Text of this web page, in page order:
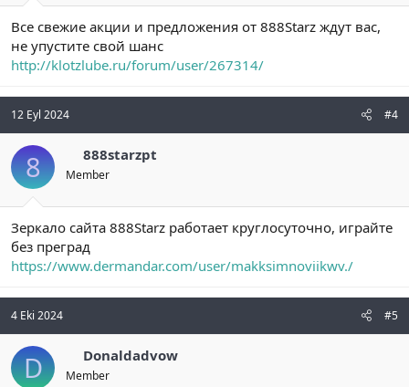
Все свежие акции и предложения от 888Starz ждут вас,
не упустите свой шанс
http://klotzlube.ru/forum/user/267314/
12 Eyl 2024 #4
8 888starzpt
Member
Зеркало сайта 888Starz работает круглосуточно, играйте
без преград
https://www.dermandar.com/user/makksimnoviikwv./
4 Eki 2024 #5
D Donaldadvow
Member